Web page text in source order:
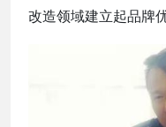
改造领域建立起品牌